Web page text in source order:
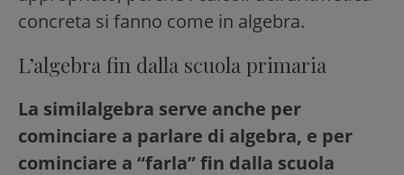
concreta si fanno come in algebra.
L’algebra fin dalla scuola primaria
La similalgebra serve anche per
cominciare a parlare di algebra, e per
cominciare a “farla” fin dalla scuola